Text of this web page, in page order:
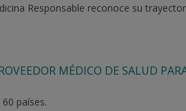
Responsable reconoce su
MÉDICO DE SALUD
países.